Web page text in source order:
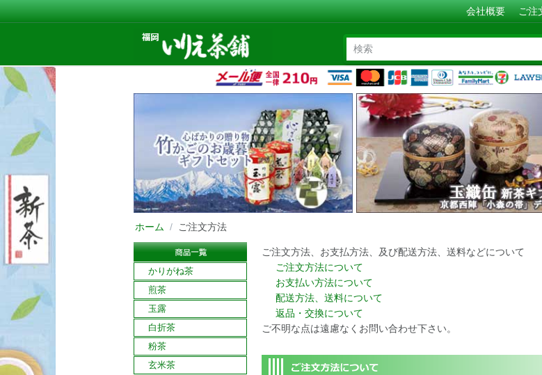
会社概要 ご注
ホーム / ご注文方法
かりがね茶
煎茶
玉露
白折茶
粉茶
玄米茶
ご注文方法、お支払方法、及び配送方法、送料などについて
ご注文方法について
お支払い方法について
配送方法、送料について
返品・交換について
ご不明な点は遠慮なくお問い合わせ下さい。